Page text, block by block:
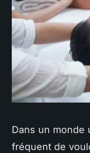
Dans un monde
fréquent de